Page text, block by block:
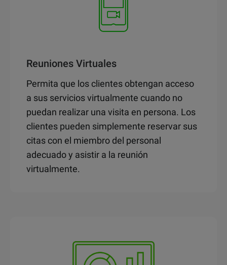
Reuniones Virtuales
Permita que los clientes obtengan acceso
a sus servicios virtualmente cuando no
puedan realizar una visita en persona. Los
clientes pueden simplemente reservar sus
citas con el miembro del personal
adecuado y asistir a la reunión
virtualmente.